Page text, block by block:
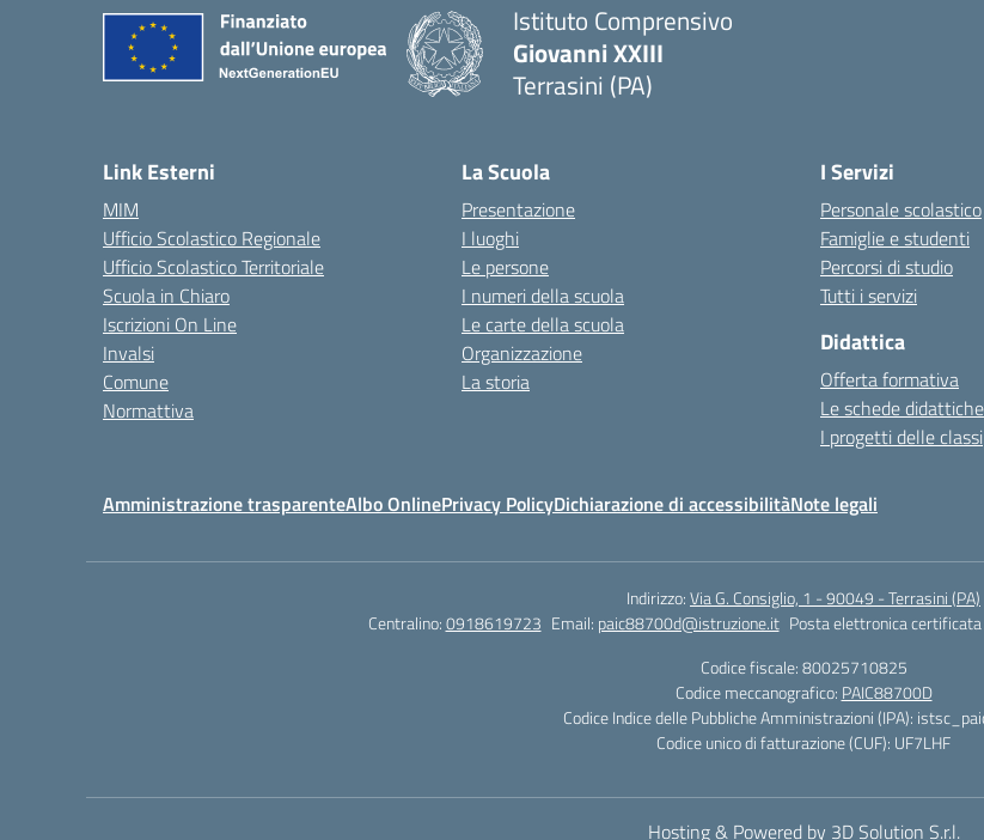
Istituto Comprensivo
Giovanni XXIII
Terrasini (PA)
Link Esterni
MIM
Ufficio Scolastico Regionale
Ufficio Scolastico Territoriale
Scuola in Chiaro
Iscrizioni On Line
Invalsi
Comune
Normattiva
La Scuola
Presentazione
I luoghi
Le persone
I numeri della scuola
Le carte della scuola
Organizzazione
La storia
I Servizi
Personale scolastico
Famiglie e studenti
Percorsi di studio
Tutti i servizi
Didattica
Offerta formativa
Le schede didattiche
I progetti delle classi
Amministrazione trasparenteAlbo OnlinePrivacy PolicyDichiarazione di accessibilitàNote legali
Indirizzo:Via G. Consiglio, 1 - 90049 - Terrasini (PA)
Centralino:0918619723 Email: paic88700d@istruzione.it Posta elettronica certificata
Codice fiscale: 80025710825
Codice meccanografico: PAIC88700D
Codice Indice delle Pubbliche Amministrazioni (IPA):
Codice unico di fatturazione (CUF): UF7LHF
Hosting & Powered by 3D Solution S.r.l.